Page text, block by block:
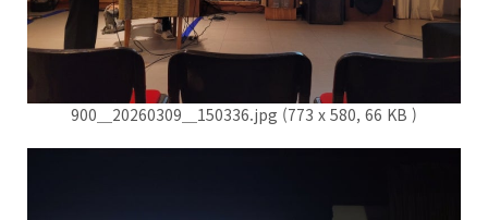
900＿20260309＿150336.jpg (773 x 580, 66 KB )